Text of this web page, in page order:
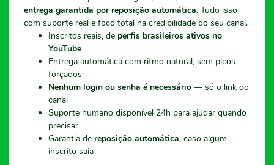
entrega garantida por reposição automática. Tudo isso
com suporte real e foco total na credibilidade do seu canal.
Inscritos reais, de perfis brasileiros ativos no
YouTube
Entrega automática com ritmo natural, sem picos
forçados
Nenhum login ou senha é necessário — só o link do
canal
Suporte humano disponível 24h para ajudar quando
precisar
Garantia de reposição automática, caso algum
inscrito saia